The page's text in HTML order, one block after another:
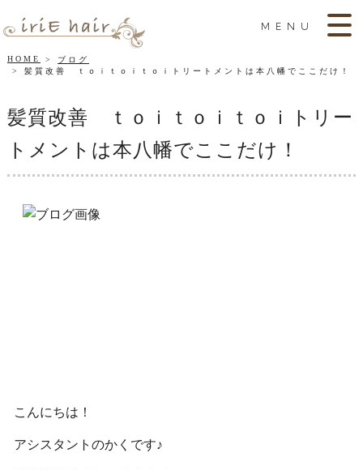
MENU
HOME
ブログ
髪質改善 ｔｏｉｔｏｉｔｏｉトリートメントは本八幡でここだけ！
髪質改善 ｔｏｉｔｏｉｔｏｉトリー
トメントは本八幡でここだけ！
こんにちは！
アシスタントのかくです♪